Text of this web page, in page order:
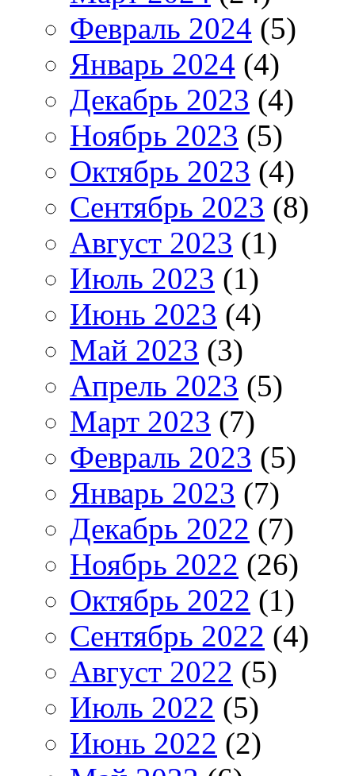
Февраль 2024 (5)
Январь 2024 (4)
Декабрь 2023 (4)
Ноябрь 2023 (5)
Октябрь 2023 (4)
Сентябрь 2023 (8)
Август 2023 (1)
Июль 2023 (1)
Июнь 2023 (4)
Май 2023 (3)
Апрель 2023 (5)
Март 2023 (7)
Февраль 2023 (5)
Январь 2023 (7)
Декабрь 2022 (7)
Ноябрь 2022 (26)
Октябрь 2022 (1)
Сентябрь 2022 (4)
Август 2022 (5)
Июль 2022 (5)
Июнь 2022 (2)